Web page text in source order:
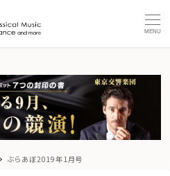
MENU
ぶらあぼ2019年1月号